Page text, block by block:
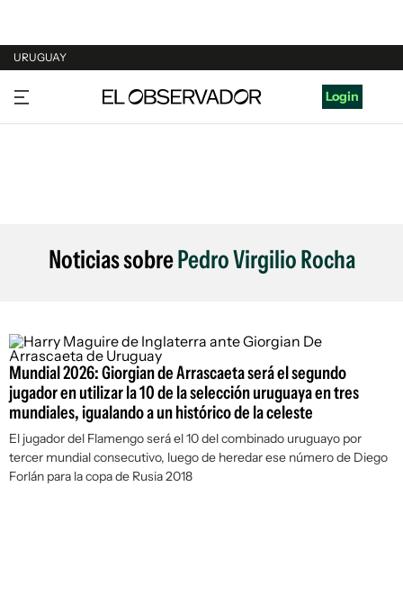
URUGUAY
URUGUAY
ARGENTINA
Login
Noticias sobrePedro Virgilio Rocha
Mundial 2026: Giorgian de Arrascaeta será el segundo
jugador en utilizar la 10 de la selección uruguaya en tres
mundiales, igualando a un histórico de la celeste
El jugador del Flamengo será el 10 del combinado uruguayo por
tercer mundial consecutivo, luego de heredar ese número de Diego
Forlán para la copa de Rusia 2018